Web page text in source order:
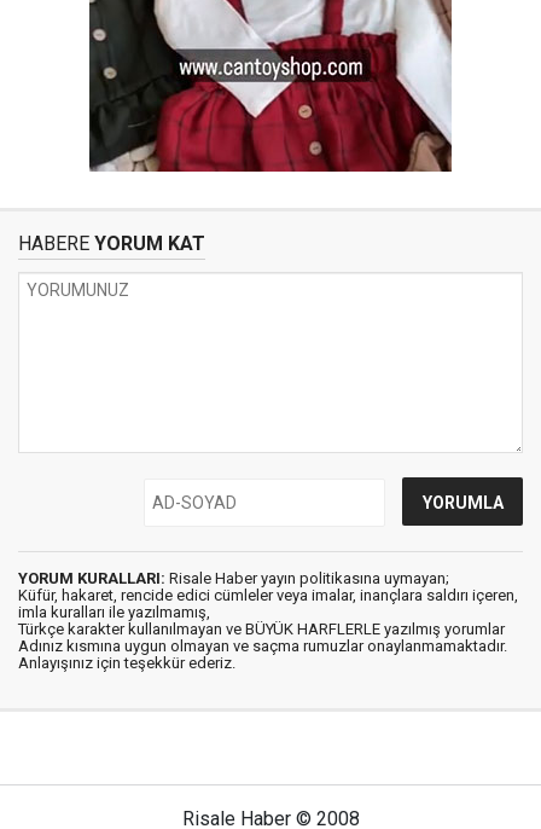
HABERE YORUM KAT
YORUM KURALLARI: Risale Haber yayın politikasına uymayan;
Küfür, hakaret, rencide edici cümleler veya imalar, inançlara saldırı içeren,
imla kuralları ile yazılmamış,
Türkçe karakter kullanılmayan ve BÜYÜK HARFLERLE yazılmış yorumlar
Adınız kısmına uygun olmayan ve saçma rumuzlar onaylanmamaktadır.
Anlayışınız için teşekkür ederiz.
Risale Haber © 2008